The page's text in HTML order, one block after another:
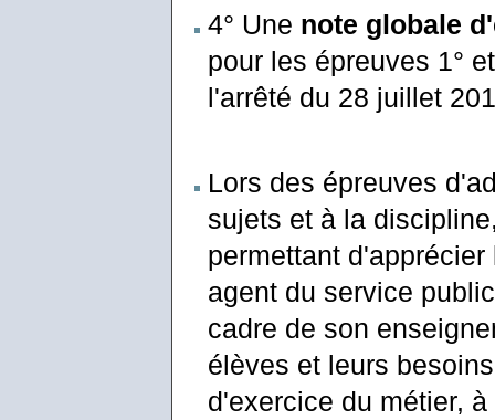
4° Une note globale
pour les épreuves 1°
l'arrêté du 28 juillet
Lors des épreuves
sujets et à la
permettant
agent du service
cadre de son
élèves et leurs
d'exercice du métier,